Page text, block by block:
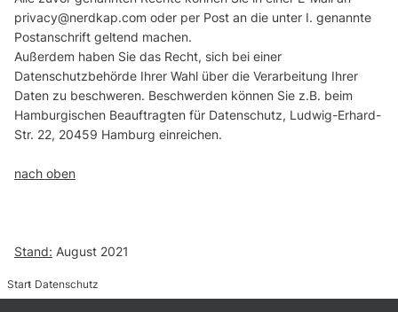
oder per Post an die unter I. genannte
Postanschrift geltend machen.
Außerdem haben Sie das Recht, sich bei einer
Datenschutzbehörde Ihrer Wahl über die Verarbeitung Ihrer
Daten zu beschweren. Beschwerden können Sie z.B. beim
Hamburgischen Beauftragten für Datenschutz, Ludwig-Erhard-
Str. 22, 20459 Hamburg einreichen.
nach oben
Stand: August 2021
Start Datenschutz